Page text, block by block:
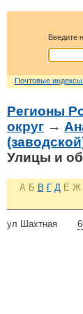
Введите
Почтовые
Регионы
округ →
Улицы и
А Б В Г Д Е Ж
ул Шахтная